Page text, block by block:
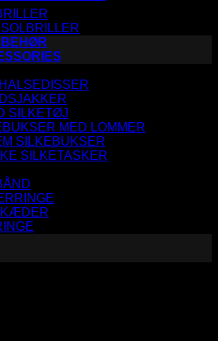
SILKETØJ
MED LOMMER
SILKEBUKSER
SILKETASKER